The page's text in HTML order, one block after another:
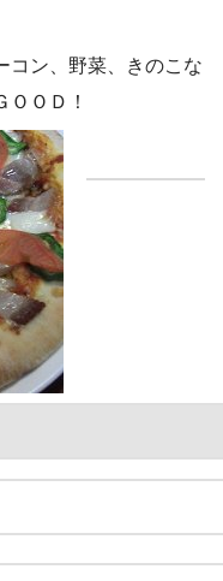
コン、野菜、きのこな
ＯＤ！